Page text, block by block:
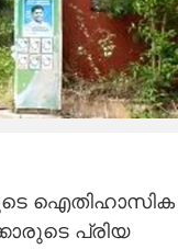
ഐതിഹാസിക
പ്രിയ